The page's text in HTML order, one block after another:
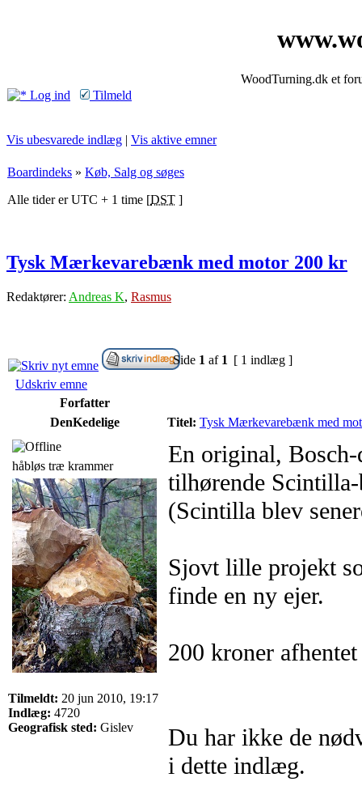
WoodTurning.dk et
Log ind
Tilmeld
Vis ubesvarede indlæg | Vis aktive emner
Boardindeks » Køb, Salg og søges
Alle tider er UTC + 1 time [DST ]
Tysk Mærkevarebænk med motor 200 kr
Redaktører: Andreas K, Rasmus
Side 1 af 1 [ 1 indlæg ]
Udskriv emne
Forfatter
DenKedelige
Titel: Tysk Mærkevarebænk med
håbløs træ krammer
Tilmeldt: 20 jun 2010, 19:17
Indlæg: 4720
Geografisk sted: Gislev
En original,
tilhørende
(Scintilla blev
Sjovt lille projekt
finde en ny ejer.
200 kroner
Du har ikke de
i dette indlæg.